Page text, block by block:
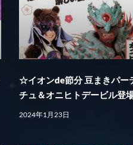
☆イオンde節分 豆まきパー
チュ＆オニヒトデービル登
2024年1月23日